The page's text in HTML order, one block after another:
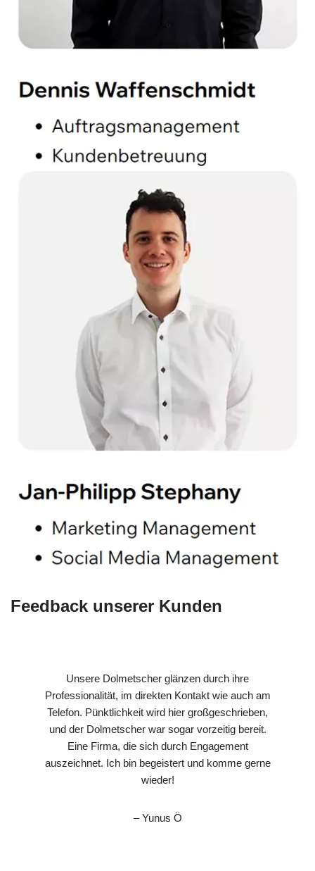
Feedback unserer Kunden
Unsere Dolmetscher glänzen durch ihre
Professionalität, im direkten Kontakt wie auch am
Telefon. Pünktlichkeit wird hier großgeschrieben,
und der Dolmetscher war sogar vorzeitig bereit.
Eine Firma, die sich durch Engagement
auszeichnet. Ich bin begeistert und komme gerne
wieder!
– Yunus Ö